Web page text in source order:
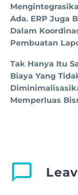
Ada. ERP Juga
Dalam
Pembuatan
Tak Hanya Itu
Biaya Yang
Memperluas